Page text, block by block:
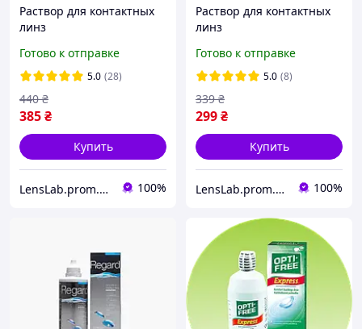
Раствор для контактных
линз
Bausch + Lomb BIOTRUE
120 мл
Готово к отправке
5.0 (28)
385₴
440 ₴
Купить
LensLab.prom.ua 100%
Раствор для контактных
линз
AVIZOR UNICA SENSITIVE
100 мл
Готово к отправке
5.0 (8)
299₴
339 ₴
Купить
LensLab.prom.ua 100%